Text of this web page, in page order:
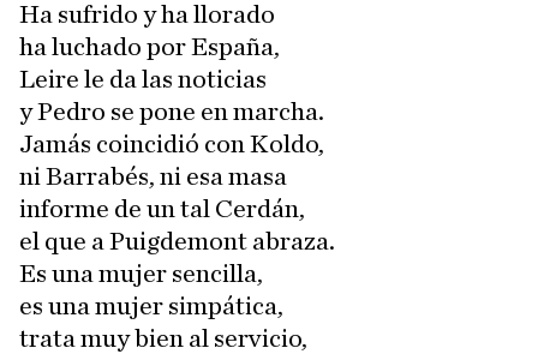
Ha sufrido y ha llorado
ha luchado por España,
Leire le da las noticias
y Pedro se pone en marcha.
Jamás coincidió con Koldo,
ni Barrabés, ni esa masa
informe de un tal Cerdán,
el que a Puigdemont abraza.
Es una mujer sencilla,
es una mujer simpática,
trata muy bien al servicio,